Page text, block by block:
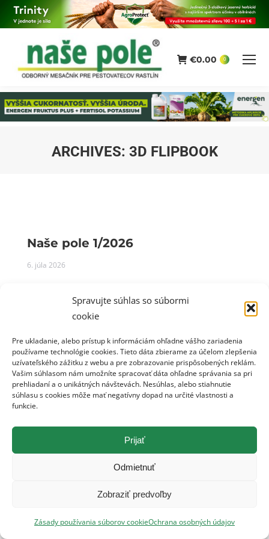
Spravujte súhlas so súbormi
cookie
Pre ukladanie, alebo prístup k informáciám ohľadne vášho zariadenia
používame technológie cookies. Tieto dáta zbierame za účelom zlepšenia
uzívateľského zážitku z webu a pre zobrazovanie prispôsobených reklám.
Vašim súhlasom nám umožníte spracovať dáta ohľadne správania sa pri
prehliadaní a o unikátných návštevách. Nesúhlas, alebo stiahnutie
súhlasu s cookies môže mať negatívny dopad na určité vlastnosti a
funkcie.
Prijať
Odmietnuť
Zobraziť predvoľby
Zásady používania súborov cookieOchrana osobných údajov
€0.00 0
ARCHIVES: 3D FLIPBOOK
Naše pole 1/2026
6. júla 2026
Naše pole 1/2025
29. januára 2025